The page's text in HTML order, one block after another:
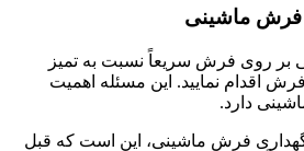
فرش ماشینی
بر روی فرش سریعاً نسبت به تمیز
اقدام نمایید. این مسئله اهمیت
دارد.
فرش ماشینی، این است که قبل